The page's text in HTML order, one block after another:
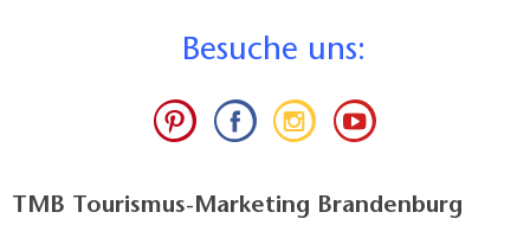
Besuche uns:
TMB Tourismus-Marketing Brandenburg